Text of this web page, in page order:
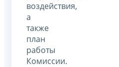
воздействия,
а
также
план
работы
Комиссии.